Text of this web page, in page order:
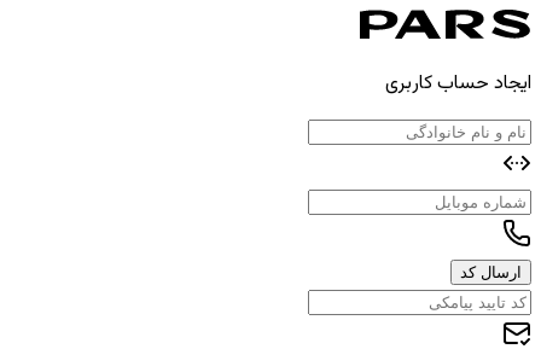
ایجاد حساب کاربری
ارسال کد